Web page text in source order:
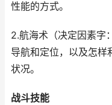
性能的方式。
2.航海术（决定因素字
导航和定位，以及怎样
状况。
战斗技能